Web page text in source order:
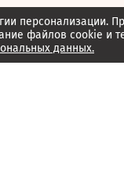
персонализации.
файлов cookie и
данных.